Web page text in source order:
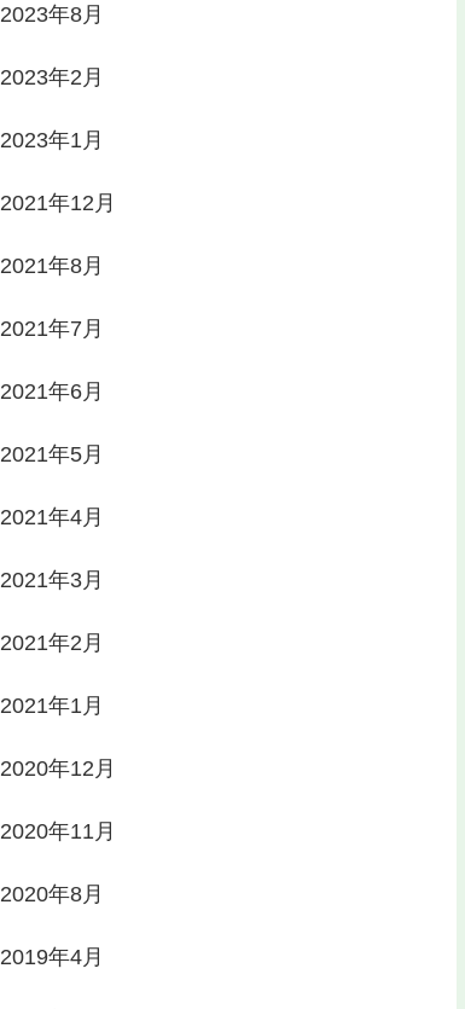
2023年8月
2023年2月
2023年1月
2021年12月
2021年8月
2021年7月
2021年6月
2021年5月
2021年4月
2021年3月
2021年2月
2021年1月
2020年12月
2020年11月
2020年8月
2019年4月